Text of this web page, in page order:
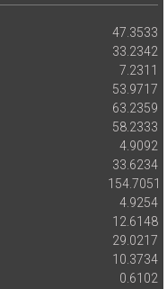
47.3533
33.2342
7.2311
53.9717
63.2359
58.2333
4.9092
33.6234
154.7051
4.9254
12.6148
29.0217
10.3734
0.6102